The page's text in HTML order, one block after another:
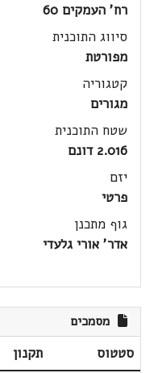
רח' העמקים 60
סיווג התוכנית
מפורטת
קטגוריה
מגורים
שטח התוכנית
2.016 דונם
יזם
פרטי
גוף מתכנן
אדר' אורי גלעדי
מסמכים
סטטוס תקנון